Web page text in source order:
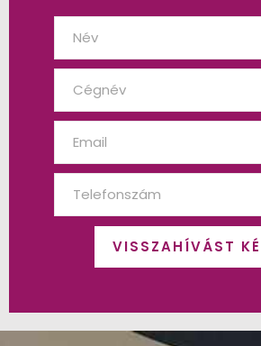
VISSZAHÍVÁST